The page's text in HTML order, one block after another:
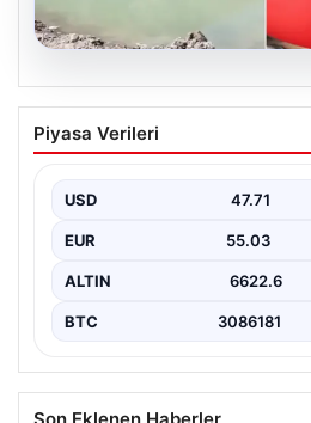
06.08.2026
12 yaşındaki çocuk
gölette boğuldu
Boğuldu”, “content”: “
gerçekleşen…
Piyasa Verileri
USD 47.71
EUR 55.03
ALTIN 6622.6
BTC 3086181